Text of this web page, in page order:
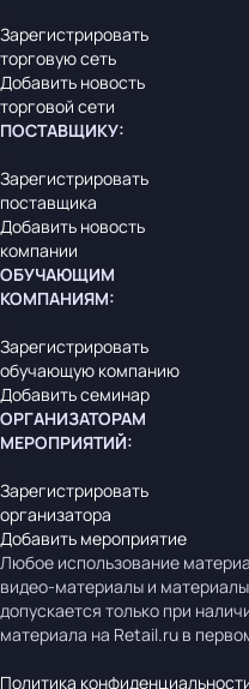
Зарегистрировать
торговую сеть
Добавить новость
торговой сети
ПОСТАВЩИКУ:
Зарегистрировать
поставщика
Добавить новость
компании
ОБУЧАЮЩИМ
КОМПАНИЯМ:
Зарегистрировать
обучающую компанию
Добавить семинар
ОРГАНИЗАТОРАМ
МЕРОПРИЯТИЙ:
Зарегистрировать
организатора
Добавить мероприятие
Любое использование
видео-материалы и
допускается только при
материала на Retail.ru в
Политика